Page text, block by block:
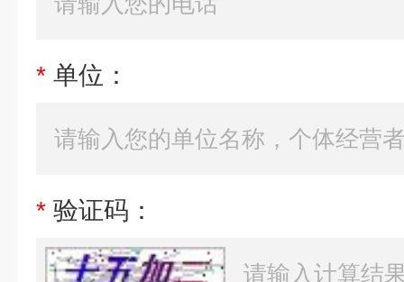
* 单位：
* 验证码：